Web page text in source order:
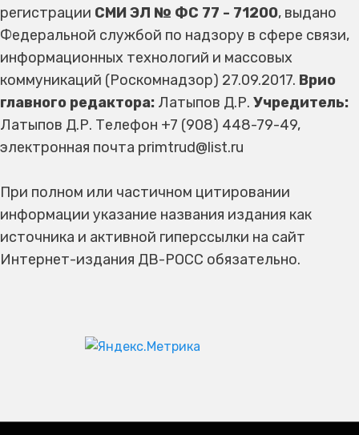
регистрации СМИ ЭЛ № ФС 77 - 71200, выдано
Федеральной службой по надзору в сфере связи,
информационных технологий и массовых
коммуникаций (Роскомнадзор) 27.09.2017. Врио
главного редактора: Латыпов Д.Р. Учредитель:
Латыпов Д.Р. Телефон +7 (908) 448-79-49,
электронная почта primtrud@list.ru
При полном или частичном цитировании
информации указание названия издания как
источника и активной гиперссылки на сайт
Интернет-издания ДВ-РОСС обязательно.